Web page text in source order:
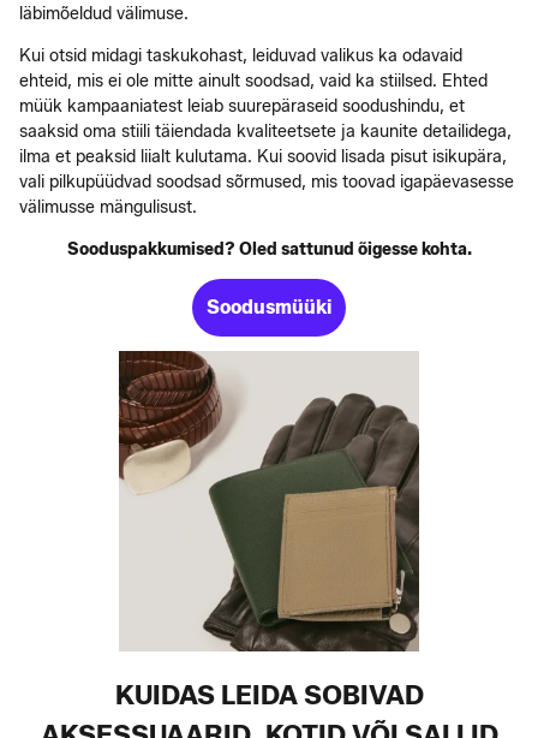
läbimõeldud välimuse.
Kui otsid midagi taskukohast, leiduvad valikus ka odavaid
ehteid, mis ei ole mitte ainult soodsad, vaid ka stiilsed. Ehted
müük kampaaniatest leiab suurepäraseid soodushindu, et
saaksid oma stiili täiendada kvaliteetsete ja kaunite detailidega,
ilma et peaksid liialt kulutama. Kui soovid lisada pisut isikupära,
vali pilkupüüdvad soodsad sõrmused, mis toovad igapäevasesse
välimusse mängulisust.
Sooduspakkumised? Oled sattunud õigesse kohta.
Soodusmüüki
KUIDAS LEIDA SOBIVAD